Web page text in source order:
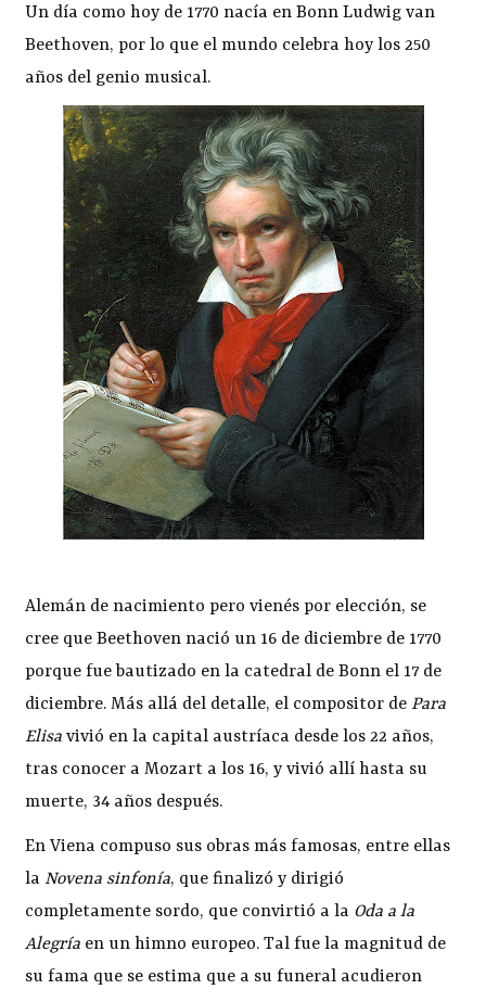
Un día como hoy de 1770 nacía en Bonn Ludwig van
Beethoven, por lo que el mundo celebra hoy los 250
años del genio musical.
Alemán de nacimiento pero vienés por elección, se
cree que Beethoven nació un 16 de diciembre de 1770
porque fue bautizado en la catedral de Bonn el 17 de
diciembre. Más allá del detalle, el compositor dePara
Elisa vivió en la capital austríaca desde los 22 años,
tras conocer a Mozart a los 16, y vivió allí hasta su
muerte, 34 años después.
En Viena compuso sus obras más famosas, entre ellas
la Novena sinfonía, que finalizó y dirigió
completamente sordo, que convirtió a la Oda a la
Alegría en un himno europeo. Tal fue la magnitud de
su fama que se estima que a su funeral acudieron